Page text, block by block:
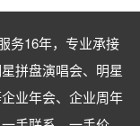
务16年，专业承接
拼盘演唱会、明星
业年会、企业周年